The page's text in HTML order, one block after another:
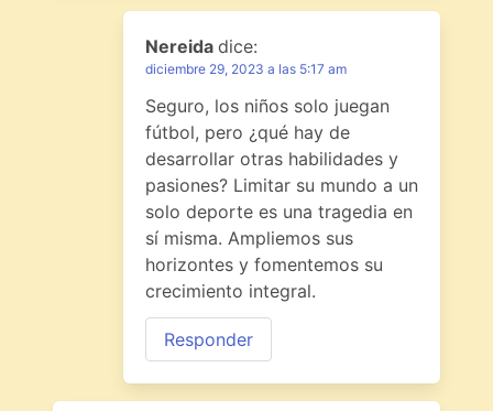
Nereida dice:
diciembre 29, 2023 a las 5:17 am
Seguro, los niños solo juegan
fútbol, pero ¿qué hay de
desarrollar otras habilidades y
pasiones? Limitar su mundo a un
solo deporte es una tragedia en
sí misma. Ampliemos sus
horizontes y fomentemos su
crecimiento integral.
Responder